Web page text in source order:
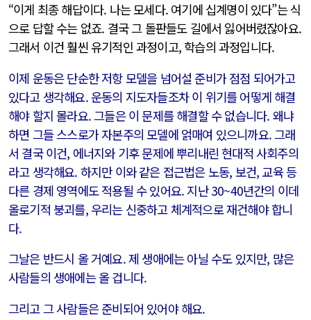
“이게 최종 해답이다. 나는 모세다. 여기에 십계명이 있다”는 식
으로 답할 수는 없죠. 결국 그 돌판들도 길에서 잃어버렸잖아요.
그래서 이건 훨씬 유기적인 과정이고, 학습의 과정입니다.
이제 운동은 단순한 저항 모델을 넘어설 준비가 점점 되어가고
있다고 생각해요. 운동의 지도자들조차 이 위기를 어떻게 해결
해야 할지 몰라요. 그들은 이 문제를 해결할 수 없습니다. 왜냐
하면 그들 스스로가 자본주의 모델에 얽매여 있으니까요. 그래
서 결국 이건, 에너지와 기후 문제에 뿌리내린 현대적 사회주의
라고 생각해요. 하지만 이와 같은 접근법은 노동, 보건, 교육 등
다른 경제 영역에도 적용될 수 있어요. 지난 30~40년간의 이데
올로기적 붕괴를, 우리는 신중하고 체계적으로 재건해야 합니
다.
그날은 반드시 올 거예요. 제 생애에는 아닐 수도 있지만, 많은
사람들의 생애에는 올 겁니다.
그리고 그 사람들은 준비되어 있어야 해요.